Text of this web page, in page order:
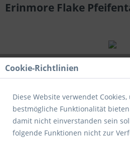
Erinmore Flake
Cookie-Richtlinien
Diese Website verwendet
bestmögliche Funktionalität
damit nicht einverstanden sein
folgende Funktionen nicht zur